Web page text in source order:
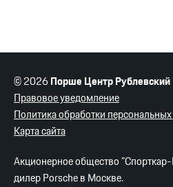
© 2026Порше Центр Рублевский
Правовое уведомление
Политика обработки
Карта сайта
Акционерное общество
дилер Porsche в Москве.